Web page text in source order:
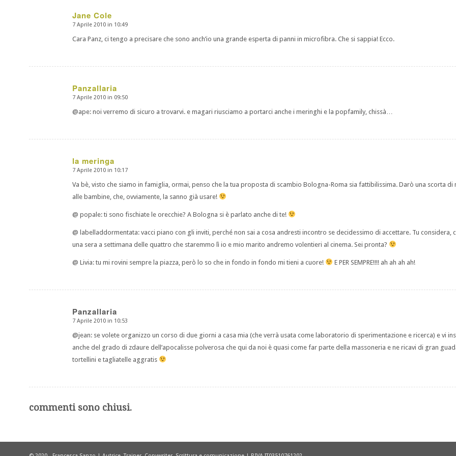
Jane Cole
dice:
7 Aprile 2010 in 10:49
Cara Panz, ci tengo a precisare che sono anch’io una grande esperta di panni in microfibra. Che si sappia! Ecco.
Panzallaria
dice:
7 Aprile 2010 in 09:50
@ape: noi verremo di sicuro a trovarvi. e magari riusciamo a portarci anche i meringhi e la popfamily, chissà…
la meringa
dice:
7 Aprile 2010 in 10:17
Va bè, visto che siamo in famiglia, ormai, penso che la tua proposta di scambio Bologna-Roma sia fattibilissima. Darò una scorta
alle bambine, che, ovviamente, la sanno già usare!
@ popale: ti sono fischiate le orecchie? A Bologna si è parlato anche di te!
@ labelladdormentata: vacci piano con gli inviti, perché non sai a cosa andresti incontro se decidessimo di accettare. Tu considera,
una sera a settimana delle quattro che staremmo lì io e mio marito andremo volentieri al cinema. Sei pronta?
@ Livia: tu mi rovini sempre la piazza, però lo so che in fondo in fondo mi tieni a cuore! E PER SEMPRE!!!! ah ah ah ah!
Panzallaria
dice:
7 Aprile 2010 in 10:53
@jean: se volete organizzo un corso di due giorni a casa mia (che verrà usata come laboratorio di sperimentazione e ricerca) e vi
anche del grado di zdaure dell’apocalisse polverosa che qui da noi è quasi come far parte della massoneria e ne ricavi di gran
tortellini e tagliatelle aggratis
commenti sono chiusi.